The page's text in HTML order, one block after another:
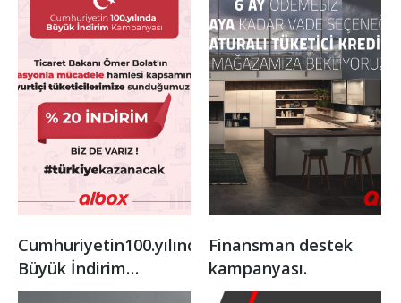
Cumhuriyetin100.yılında
Büyük İndirim
Kampanyası
Finansman destek
kampanyası.